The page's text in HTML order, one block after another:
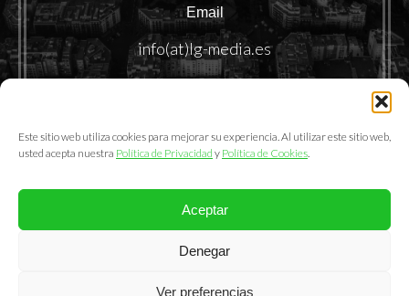
Este sitio web utiliza cookies para mejorar su experiencia. Al utilizar este sitio web,
usted acepta nuestra Política de Privacidad y Política de Cookies.
Aceptar
Denegar
Ver preferencias
Email
info(at)lg-media.es
@2025. LemonGrass Communications S.L.